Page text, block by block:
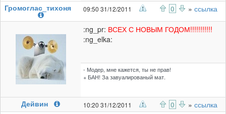
Громоглас_тихоня 09:50 31/12/2011 0 » ссылка
:ng_pr: ВСЕХ С НОВЫМ ГОДОМ!!!!!!!!!!!
:ng_elka:
- Модер, мне кажется, ты не прав!
+ БАН! За завуалированый мат.
Дейвин 10:20 31/12/2011 0 » ссылка